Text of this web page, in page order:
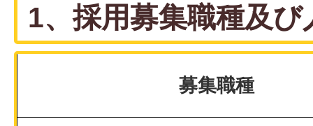
1、採用募集職種及び
募集職種